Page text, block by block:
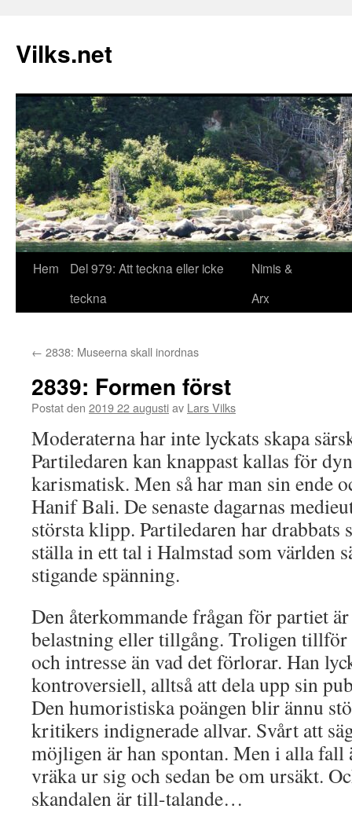
Vilks.net
Hoppa
Hem
Del 979: Att teckna eller icke
teckna
Nimis &
Arx
← 2838: Museerna skall inordnas
2839: Formen först
Postat den 2019 22 augustiav Lars Vilks
Moderaterna har inte lyckats skapa
Partiledaren kan knappast kallas för
karismatisk. Men så har man sin ende
Hanif Bali. De senaste dagarnas
största klipp. Partiledaren har drabbats
ställa in ett tal i Halmstad som världen
stigande spänning.
Den återkommande frågan för partiet
belastning eller tillgång. Troligen tillför
och intresse än vad det förlorar. Han
kontroversiell, alltså att dela upp sin
Den humoristiska poängen blir ännu
kritikers indignerade allvar. Svårt att
möjligen är han spontan. Men i alla fall
vräka ur sig och sedan be om ursäkt.
skandalen är till-talande…